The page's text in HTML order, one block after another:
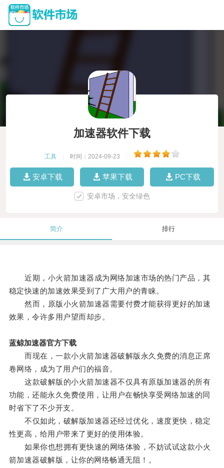
加速器软件下载
工具 时间：2024-09-23
安卓下载 苹果下载 PC下载
安卓市场，安全绿色
简介 排行
近期，小火箭加速器成为网络加速市场的热门产品，其
稳定快速的加速效果受到了广大用户的青睐。
然而，原版小火箭加速器需要付费才能获得更好的加速
效果，令许多用户望而却步。
蓝鲸加速器官方下载
而现在，一款小火箭加速器破解版永久免费的消息正席
卷网络，成为了用户们的福音。
这款破解版的小火箭加速器不仅具有原版加速器的所有
功能，还能永久免费使用，让用户在畅快享受网络加速的同
时省下了不少开支。
不仅如此，破解版加速器还经过优化，速度更快，稳定
性更高，给用户带来了更好的使用体验。
如果你也想拥有更快速的网络体验，不妨试试这款小火
箭加速器破解版，让你的网络畅通无阻！。